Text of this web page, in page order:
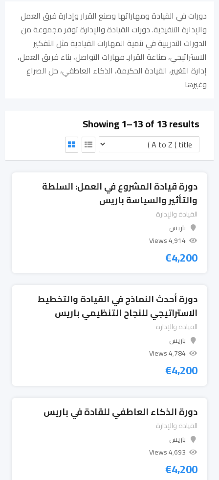
دورات في القيادة ومهاراتها وصنع القرار وإدارة فرق العمل
والإدارة التنفيذية. دورات القيادة والإدارة توفر مجموعة من
الدورات التدريبية في تنمية المهارات القيادية مثل التفكير
الاستراتيجي، صناعة القرارـ مهارات التواصل، بناء فريق العمل،
إدارة التغيير، القيادة الحكيمة، الذكاء العاطفي، حل الصراع
وغيرها
Showing 1–13 of 13 results
دورة قيادة المشروع في العمل: السلطة
والتأثير والسياسة باريس
القيادة والإدارة
باريس
4٬914 Views
€4,200
دورة أحدث النماذج في القيادة والتخطيط
الاستراتيجي للنجاح التنظيمي باريس
القيادة والإدارة
باريس
4٬784 Views
€4,200
دورة الذكاء العاطفي للقادة في باريس
القيادة والإدارة
باريس
4٬693 Views
€4,200